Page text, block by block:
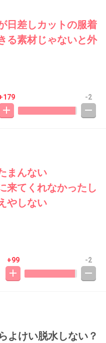
日差しカットの服着
る素材じゃないと外
-2
まんない
来てくれなかったし
やしない
+99 -2
よけい脱水しない？